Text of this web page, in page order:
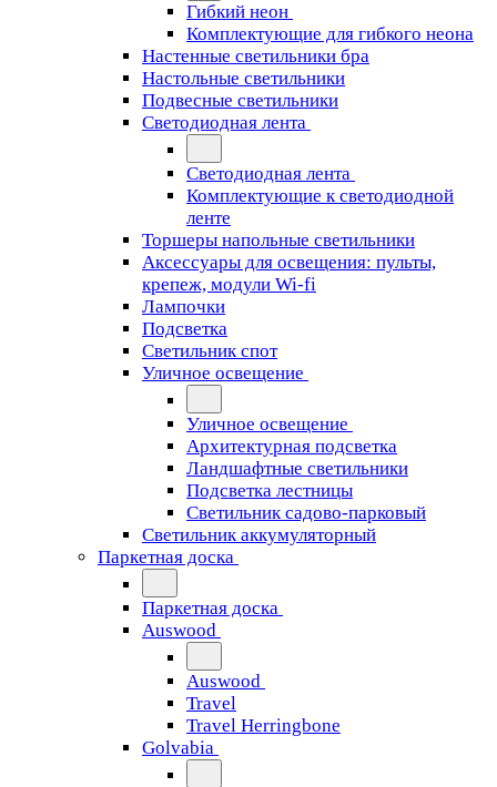
Гибкий неон
Комплектующие для гибкого неона
Настенные светильники бра
Настольные светильники
Подвесные светильники
Светодиодная лента
Светодиодная лента
Комплектующие к светодиодной
ленте
Торшеры напольные светильники
Аксессуары для освещения: пульты,
крепеж, модули Wi-fi
Лампочки
Подсветка
Светильник спот
Уличное освещение
Уличное освещение
Архитектурная подсветка
Ландшафтные светильники
Подсветка лестницы
Светильник садово-парковый
Светильник аккумуляторный
Паркетная доска
Паркетная доска
Auswood
Auswood
Travel
Travel Herringbone
Golvabia